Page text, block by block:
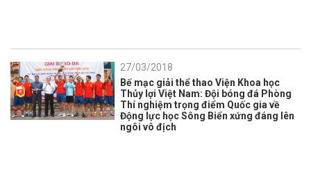
27/03/2018
Bế mạc giải thể thao Viện Khoa học
Thủy lợi Việt Nam: Đội bóng đá Phòng
Thí nghiệm trọng điểm Quốc gia về
Động lực học Sông Biển xứng đáng lên
ngôi vô địch